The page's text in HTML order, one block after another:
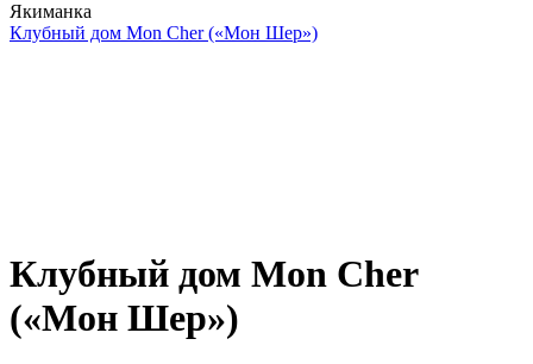
Якиманка
Клубный дом Mon Cher («Мон Шер»)
Клубный дом Mon Cher
(«Мон Шер»)